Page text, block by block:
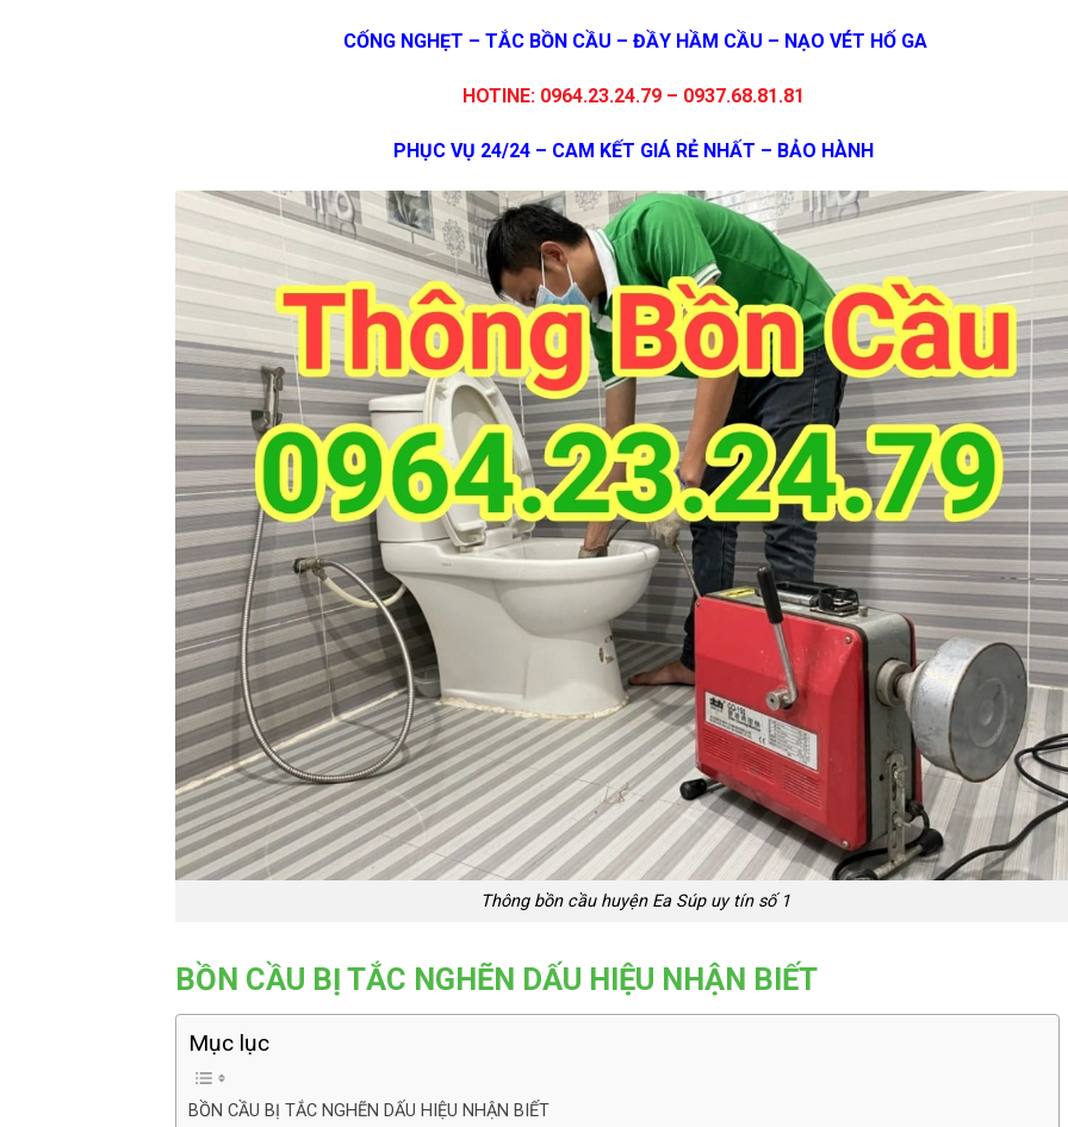
CỐNG NGHẸT – TẮC BỒN CẦU – ĐẦY HẦM CẦU – NẠO VÉT HỐ GA
HOTINE: 0964.23.24.79 – 0937.68.81.81
PHỤC VỤ 24/24 – CAM KẾT GIÁ RẺ NHẤT – BẢO HÀNH
Thông bồn cầu huyện Ea Súp uy tín số 1
BỒN CẦU BỊ TẮC NGHẼN DẤU HIỆU NHẬN BIẾT
Mục lục
BỒN CẦU BỊ TẮC NGHẼN DẤU HIỆU NHẬN BIẾT